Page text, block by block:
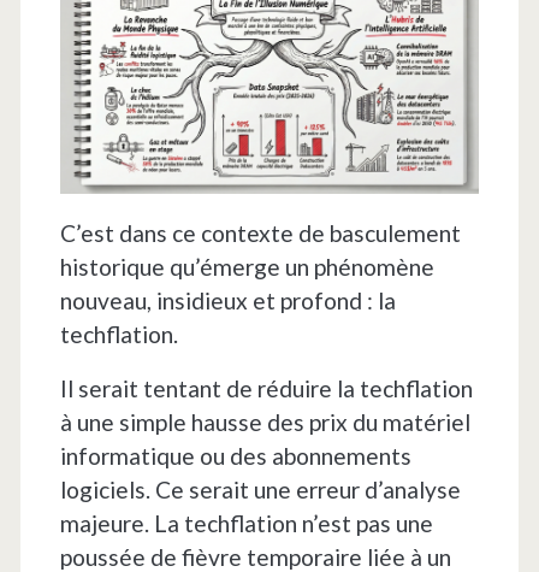
C’est dans ce contexte de basculement
historique qu’émerge un phénomène
nouveau, insidieux et profond : la
techflation.
Il serait tentant de réduire la techflation
à une simple hausse des prix du matériel
informatique ou des abonnements
logiciels. Ce serait une erreur d’analyse
majeure. La techflation n’est pas une
poussée de fièvre temporaire liée à un